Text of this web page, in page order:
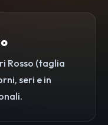
Rosso (taglia
seri e in